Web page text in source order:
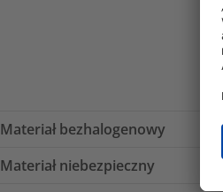
Materiał bezhalogenowy
Materiał niebezpieczny